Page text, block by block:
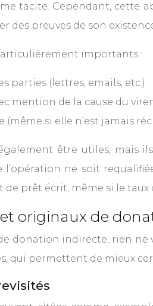
tacite. Cependant, cette
des preuves de son
importants :
parties (lettres, emails, etc.).
mention de la cause du
(même si elle n’est jamais
être utiles, mais
ne soit
prêt écrit, même si le taux
originaux de
donation indirecte, rien ne
qui permettent de mieux